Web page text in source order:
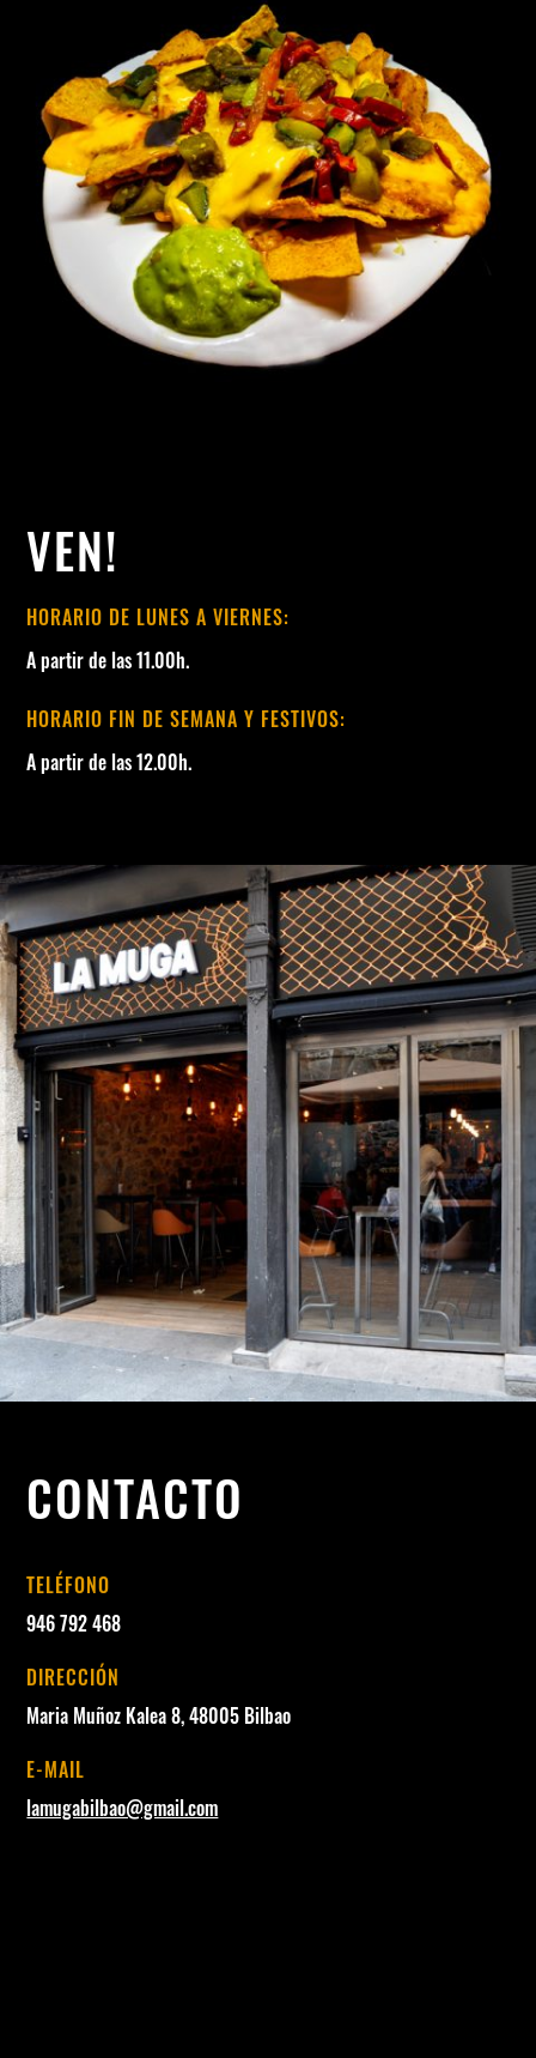
VEN!
HORARIO DE LUNES A VIERNES:
A partir de las 11.00h.
HORARIO FIN DE SEMANA Y FESTIVOS:
A partir de las 12.00h.
CONTACTO
TELÉFONO
946 792 468
DIRECCIÓN
Maria Muñoz Kalea 8, 48005 Bilbao
E-MAIL
lamugabilbao@gmail.com